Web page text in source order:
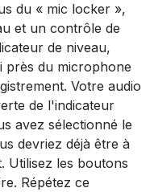
du « mic locker »,
et un contrôle de
de niveau,
près du microphone
Votre audio
de l'indicateur
avez sélectionné le
devriez déjà être à
Utilisez les boutons
Répétez ce